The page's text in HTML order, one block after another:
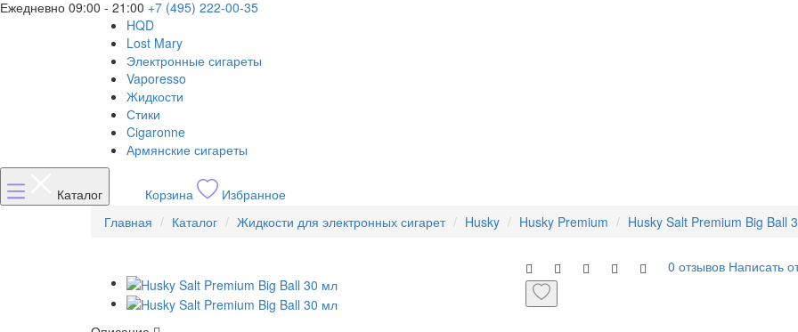
Ежедневно 09:00 - 21:00 +7 (495) 222-00-35
HQD
Lost Mary
Электронные сигареты
Vaporesso
Жидкости
Стики
Cigaronne
Армянские сигареты
Каталог Корзина
Избранное
Главная
Каталог Жидкости для электронных сигарет Husky Husky Premium Husky Salt Premium Big Ball
0 отзывов Написать